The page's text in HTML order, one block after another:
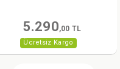
Ücretsiz Kargo
5.290,00 TL